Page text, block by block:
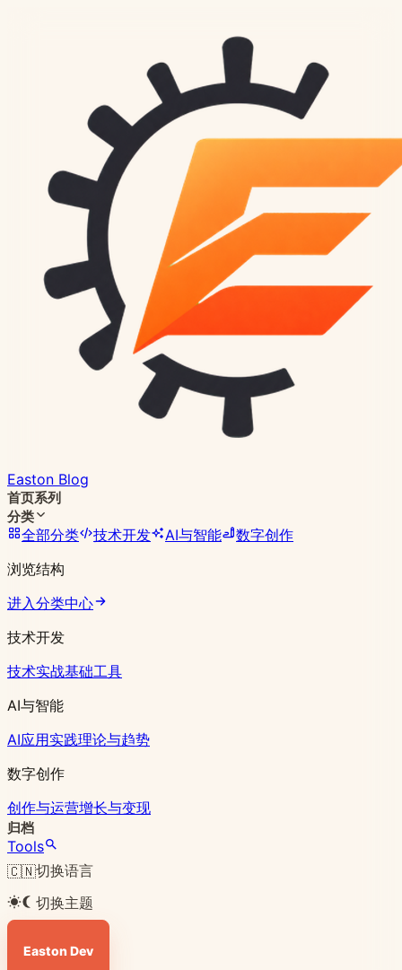
Easton Blog
首页系列
分类
全部分类 技术开发 AI与智能
数字创作
浏览结构
进入分类中心
技术开发
技术实战基础工具
AI与智能
AI应用实践理论与趋势
数字创作
创作与运营增长与变现
归档
Tools
🇨🇳切换语言
切换主题
Easton Dev